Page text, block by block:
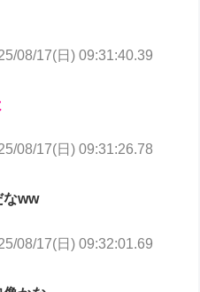
08/17(日) 09:31:40.39
08/17(日) 09:31:26.78
なww
08/17(日) 09:32:01.69